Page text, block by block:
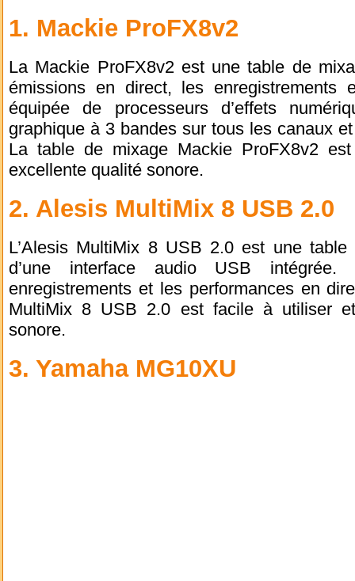
1. Mackie ProFX8v2
La Mackie ProFX8v2 est une table de
émissions en direct, les enregistrements
équipée de processeurs d’effets
graphique à 3 bandes sur tous les canaux
La table de mixage Mackie ProFX8v2
excellente qualité sonore.
2. Alesis MultiMix 8 USB 2.0
L’Alesis MultiMix 8 USB 2.0 est une
d’une interface audio USB
enregistrements et les performances en
MultiMix 8 USB 2.0 est facile à utiliser
sonore.
3. Yamaha MG10XU